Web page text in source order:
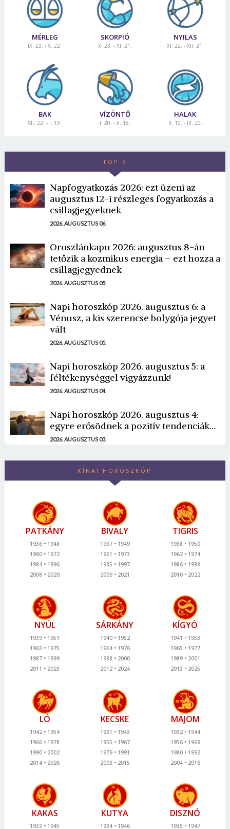
MÉRLEG
IX. 23. - X. 22.
SKORPIÓ
X. 23. - XI. 21.
NYILAS
XI. 22. - XII. 21.
BAK
XII. 22. - I. 19.
VÍZÖNTŐ
I. 20. - II. 18.
HALAK
II. 19. - III. 20.
TOP 5
Napfogyatkozás 2026: ezt üzeni az
augusztus 12-i részleges fogyatkozás a
csillagjegyeknek
2026. AUGUSZTUS 06.
Oroszlánkapu 2026: augusztus 8-án
tetőzik a kozmikus energia – ezt hozza a
csillagjegyednek
2026. AUGUSZTUS 05.
Napi horoszkóp 2026. augusztus 6: a
Vénusz, a kis szerencse bolygója jegyet
vált
2026. AUGUSZTUS 05.
Napi horoszkóp 2026. augusztus 5: a
féltékenységgel vigyázzunk!
2026. AUGUSZTUS 04.
Napi horoszkóp 2026. augusztus 4:
egyre erősödnek a pozitív tendenciák...
2026. AUGUSZTUS 03.
KÍNAI HOROSZKÓP
PATKÁNY
1936
1948
1960
1972
1984
1996
2008
2020
BIVALY
1937
1949
1961
1973
1985
1997
2009
2021
TIGRIS
1938
1950
1962
1974
1986
1998
2010
2022
NYÚL
1939
1951
1963
1975
1987
1999
2011
2023
SÁRKÁNY
1940
1952
1964
1976
1988
2000
2012
2024
KÍGYÓ
1941
1953
1965
1977
1989
2001
2013
2025
LÓ
1942
1954
1966
1978
1990
2002
2014
2026
KECSKE
1931
1943
1955
1967
1979
1991
2003
2015
MAJOM
1932
1944
1956
1968
1980
1992
2004
2016
KAKAS
1933 1945
KUTYA
1934 1946
DISZNÓ
1935 1947